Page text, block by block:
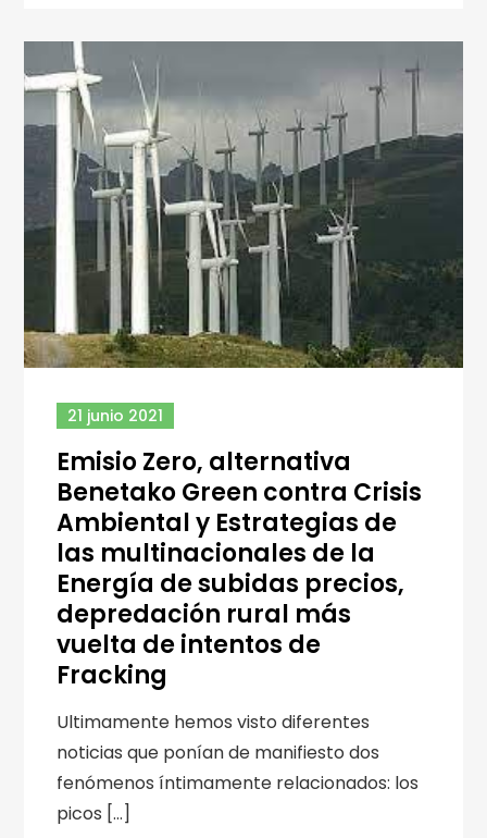
21 junio 2021
Emisio Zero, alternativa
Benetako Green contra Crisis
Ambiental y Estrategias de
las multinacionales de la
Energía de subidas precios,
depredación rural más
vuelta de intentos de
Fracking
Ultimamente hemos visto diferentes
noticias que ponían de manifiesto dos
fenómenos íntimamente relacionados: los
picos […]